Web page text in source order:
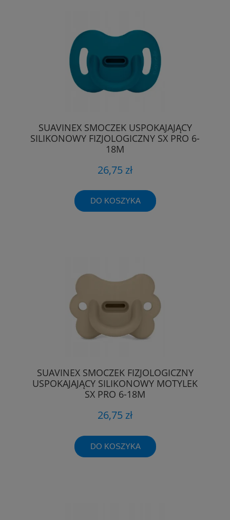
SUAVINEX SMOCZEK USPOKAJAJĄCY
SILIKONOWY FIZJOLOGICZNY SX PRO 6-
18M
26,75 zł
DO KOSZYKA
SUAVINEX SMOCZEK FIZJOLOGICZNY
USPOKAJAJĄCY SILIKONOWY MOTYLEK
SX PRO 6-18M
26,75 zł
DO KOSZYKA